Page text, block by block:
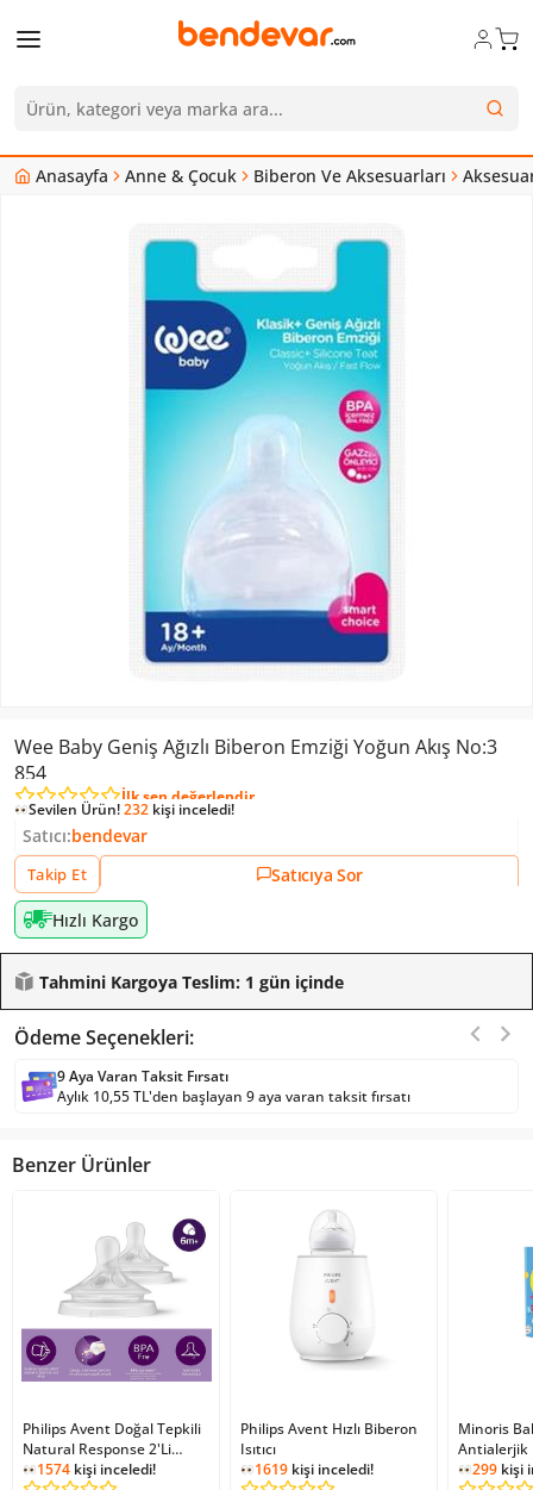
Anasayfa Anne & Çocuk Biberon Ve Aksesuarları
Wee Baby Geniş Ağızlı Biberon Emziği Yoğun Akış No:3
854
İlk sen değerlendir
Sevilen Ürün!232 kişi inceledi!
Sevilen Ürün!
Sevilen Ürün!232
Satıcı:bendevar
Takip Et
Satıcıya Sor
Hızlı Kargo
Tahmini Kargoya Teslim: 1 gün içinde
Ödeme Seçenekleri:
9 Aya Varan Taksit Fırsatı
Aylık 10,55 TL'den başlayan 9 aya varan taksit fırsatı
Benzer Ürünler
Philips Avent Doğal Tepkili
Natural Response 2'Li
Biberon Emziği No:6 6+ Ay
1574 kişi inceledi!
Philips Avent Hızlı Biberon
Isıtıcı
1619 kişi inceledi!
Minoris
Antialerjik
299 kişi